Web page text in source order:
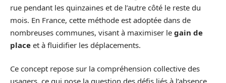
rue pendant les quinzaines et de l’autre côté le reste du
mois. En France, cette méthode est adoptée dans de
nombreuses communes, visant à maximiser le gain de
place et à fluidifier les déplacements.
Ce concept repose sur la compréhension collective des